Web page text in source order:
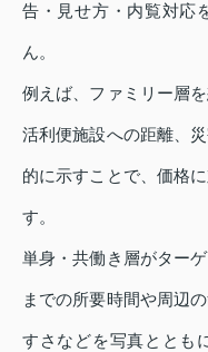
告・見せ方・内覧対応
ん。
例えば、ファミリー層
活利便施設への距離、
的に示すことで、価格
す。
単身・共働き層がター
までの所要時間や周辺
すさなどを写真ととも